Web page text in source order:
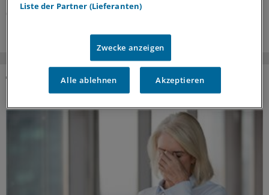
06.08.2026
DAS KÖNNTE SIE AUCH INTERESSIEREN
Liste der Partner (Lieferanten)
Zwecke anzeigen
Alle ablehnen Akzeptieren